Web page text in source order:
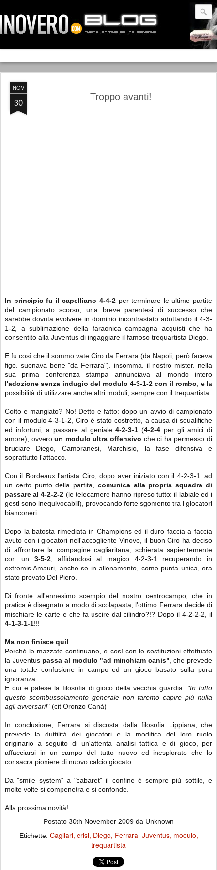
NOV
30 Troppo avanti!
In principio fu il capelliano 4-4-2 per terminare le ultime partite
del campionato scorso, una breve parentesi di successo che
sarebbe dovuta evolvere in dominio incontrastato adottando il 4-3-
1-2, a sublimazione della faraonica campagna acquisti che ha
consentito alla Juventus di ingaggiare il famoso trequartista Diego.
E fu così che il sommo vate Ciro da Ferrara (da Napoli, però faceva
figo, suonava bene "da Ferrara"), insomma, il nostro mister, nella
sua prima conferenza stampa annunciava al mondo intero
l'adozione senza indugio del modulo 4-3-1-2 con il rombo , e la
possibilità di utilizzare anche altri moduli, sempre con il trequartista.
Cotto e mangiato? No! Detto e fatto: dopo un avvio di campionato
con il modulo 4-3-1-2, Ciro è stato costretto, a causa di squalifiche
ed infortuni, a passare al geniale4-2-3-1 (4-2-4 per gli amici di
amore), ovveroun modulo ultra offensivo che ci ha permesso di
bruciare Diego, Camoranesi, Marchisio, la fase difensiva e
soprattutto l'attacco.
Con il Bordeaux l'artista Ciro, dopo aver iniziato con il 4-2-3-1, ad
un certo punto della partita, comunica alla propria squadra di
passare al 4-2-2-2 (le telecamere hanno ripreso tutto: il labiale ed i
gesti sono inequivocabili), provocando forte sgomento tra i giocatori
bianconeri.
Dopo la batosta rimediata in Champions ed il duro faccia a faccia
avuto con i giocatori nell'accogliente Vinovo, il buon Ciro ha deciso
di affrontare la compagine cagliaritana, schierata sapientemente
con un 3-5-2, affidandosi al magico 4-2-3-1 recuperando in
extremis Amauri, anche se in allenamento, come punta unica, era
stato provato Del Piero.
Di fronte all'ennesimo scempio del nostro centrocampo, che in
pratica è disegnato a modo di scolapasta, l'ottimo Ferrara decide di
mischiare le carte e che fa uscire dal cilindro?!? Dopo il 4-2-2-2, il
4-1-3-1-1!!!
Ma non finisce qui!
Perché le mazzate continuano, e così con le sostituzioni effettuate
la Juventus passa al modulo "ad minchiam canis" , che prevede
una totale confusione in campo ed un gioco basato sulla pura
ignoranza.
E qui è palese la filosofia di gioco della vecchia guardia: "In tutto
questo scombussolamento generale non faremo capire più nulla
agli avversari!" (cit Oronzo Canà)
In conclusione, Ferrara si discosta dalla filosofia Lippiana, che
prevede la duttilità dei giocatori e la modifica del loro ruolo
originario a seguito di un'attenta analisi tattica e di gioco, per
affacciarsi in un campo del tutto nuovo ed inesplorato che lo
consacra pioniere di nuovo calcio giocato.
Da "smile system" a "cabaret" il confine è sempre più sottile, e
molte volte si compenetra e si confonde.
Alla prossima novità!
Postato 30th November 2009da Unknown
Etichette: Cagliari crisi Diego Ferrara Juventus modulo
trequartista